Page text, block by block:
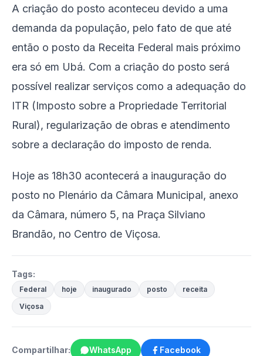
A criação do posto aconteceu devido a uma
demanda da população, pelo fato de que até
então o posto da Receita Federal mais próximo
era só em Ubá. Com a criação do posto será
possível realizar serviços como a adequação do
ITR (Imposto sobre a Propriedade Territorial
Rural), regularização de obras e atendimento
sobre a declaração do imposto de renda.
Hoje as 18h30 acontecerá a inauguração do
posto no Plenário da Câmara Municipal, anexo
da Câmara, número 5, na Praça Silviano
Brandão, no Centro de Viçosa.
Tags:
Federal hoje inaugurado posto
receita
Viçosa
Compartilhar: WhatsApp Facebook